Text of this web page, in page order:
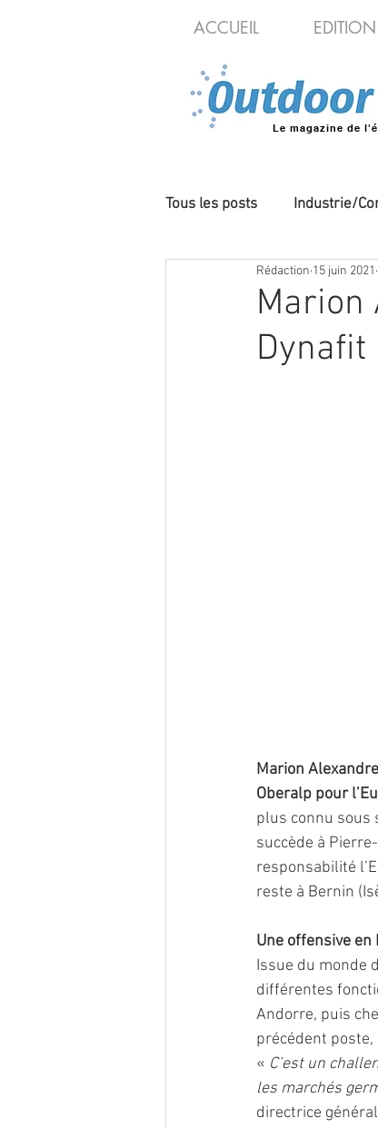
ACCUEIL
Le magazine de
Tous les posts Industrie/
Cycles/VAE Produits/
Marion
Dynafit
Rédaction 15 juin 2021
Marion
Oberalp pour
plus connu sous
succède à
responsabilité
reste à Bernin
Une offensive en
Issue du monde
différentes
Andorre, puis
précédent
« C’est un
les marchés
directrice